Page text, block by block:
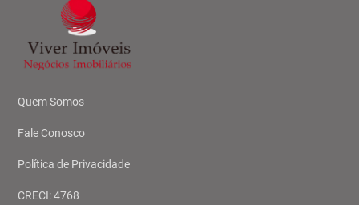
Quem Somos
Fale Conosco
Política de Privacidade
CRECI: 4768